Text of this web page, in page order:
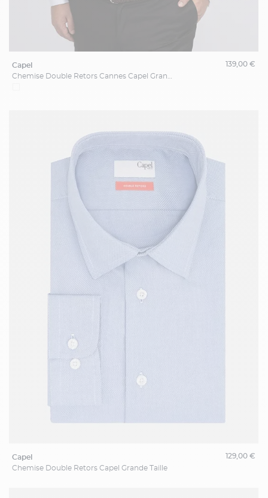
capel
139,00 €
capel
Chemise Double Retors Capel Grande Taille
129,00 €